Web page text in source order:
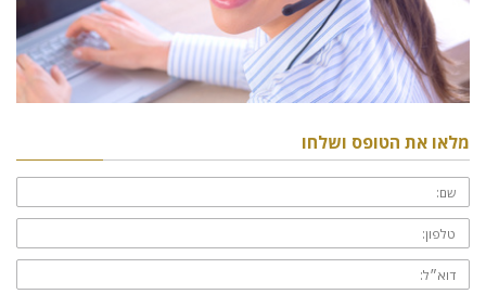
מלאו את הטופס ושלחו
שם:
טלפון:
דוא״ל: